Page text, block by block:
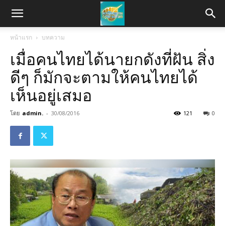
หน้าแรก บทความ
เมื่อคนไทยได้นายกดังที่ฝัน สิ่ง
ดีๆ ก็มักจะตามให้คนไทยได้
เห็นอยู่เสมอ
โดย admin. - 30/08/2016 0
121